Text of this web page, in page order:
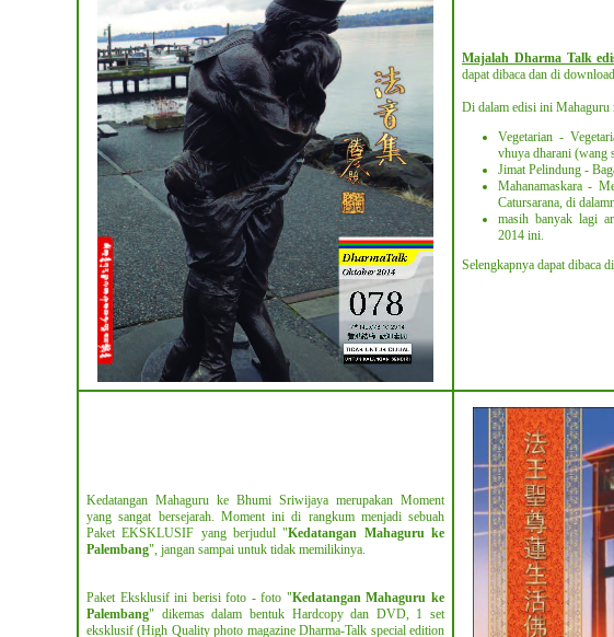
Majalah Dharma Talk
dapat dibaca dan di
Di dalam edisi ini Mahaguru
Vegetarian -
vhuya dharani (wang
Jimat Pelindung -
Mahanamaskara -
Catursarana, di
masih banyak lagi
2014 ini.
Selengkapnya dapat dibaca di
Kedatangan Mahaguru ke Bhumi Sriwijaya merupakan Moment
yang sangat bersejarah. Moment ini di rangkum menjadi sebuah
Paket EKSKLUSIF yang berjudul "Kedatangan Mahaguru ke
Palembang", jangan sampai untuk tidak memilikinya.
Paket Eksklusif ini berisi foto - foto "Kedatangan Mahaguru ke
Palembang" dikemas dalam bentuk Hardcopy dan DVD, 1 set
eksklusif (High Quality photo magazine Dharma-Talk special edition